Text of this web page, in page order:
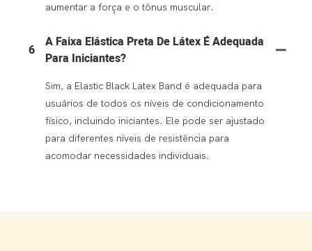
aumentar a força e o tônus ​​muscular.
6
A Faixa Elástica Preta De Látex É Adequada
Para Iniciantes?
Sim, a Elastic Black Latex Band é adequada para
usuários de todos os níveis de condicionamento
físico, incluindo iniciantes. Ele pode ser ajustado
para diferentes níveis de resistência para
acomodar necessidades individuais.